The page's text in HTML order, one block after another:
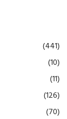
(441)
(10)
(11)
(126)
(70)